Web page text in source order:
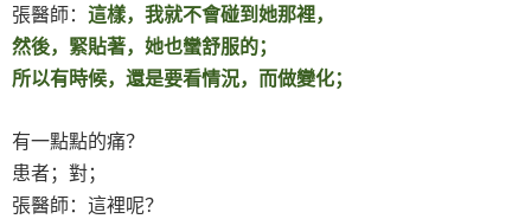
張醫師： 這樣，我就不會碰到她那裡，
然後，緊貼著，她也蠻舒服的；
所以有時候，還是要看情況，而做變化；
有一點點的痛？
患者；對；
張醫師：這裡呢？